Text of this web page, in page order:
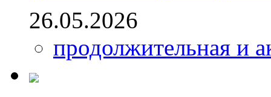
26.05.2026
продолжительная и